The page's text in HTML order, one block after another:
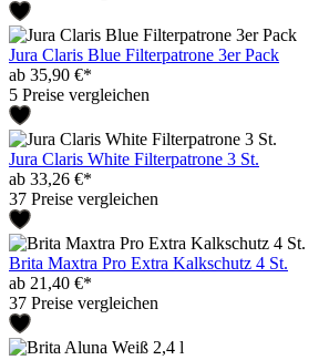
Jura Claris Blue Filterpatrone 3er Pack
ab 35,90 €*
5 Preise vergleichen
Jura Claris White Filterpatrone 3 St.
ab 33,26 €*
37 Preise vergleichen
Brita Maxtra Pro Extra Kalkschutz 4 St.
ab 21,40 €*
37 Preise vergleichen